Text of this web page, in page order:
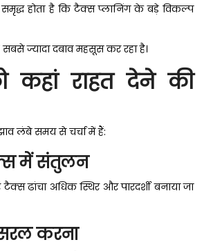
समृद्ध होता है कि टैक्स प्लानिंग के बड़े विकल्प
सबसे ज्यादा दबाव महसूस कर रहा है।
कहां राहत देने की
लंबे समय से चर्चा में हैं:
में संतुलन
ढांचा अधिक स्थिर और पारदर्शी बनाया जा
करना